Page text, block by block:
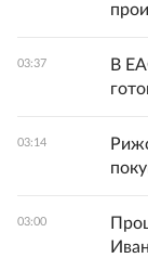
03:37
В
03:14
03:00